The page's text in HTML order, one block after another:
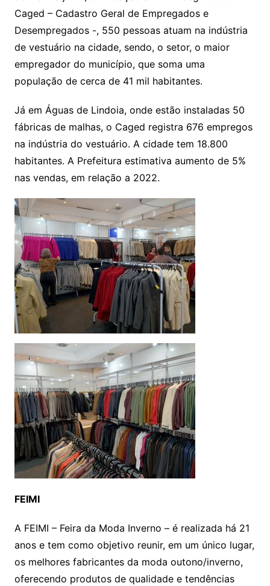
Caged – Cadastro Geral de Empregados e
Desempregados -, 550 pessoas atuam na indústria
de vestuário na cidade, sendo, o setor, o maior
empregador do município, que soma uma
população de cerca de 41 mil habitantes.
Já em Águas de Lindoia, onde estão instaladas 50
fábricas de malhas, o Caged registra 676 empregos
na indústria do vestuário. A cidade tem 18.800
habitantes. A Prefeitura estimativa aumento de 5%
nas vendas, em relação a 2022.
FEIMI
A FEIMI – Feira da Moda Inverno – é realizada há 21
anos e tem como objetivo reunir, em um único lugar,
os melhores fabricantes da moda outono/inverno,
oferecendo produtos de qualidade e tendências